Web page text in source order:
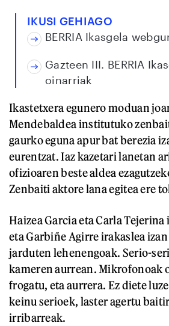
IKUSI GEHIAGO
BERRIA Ikasgela
Gazteen III. BERRIA
oinarriak
Ikastetxera egunero moduan
Mendebaldea institutuko
gaurko eguna apur bat berezia
eurentzat. Iaz kazetari lanetan
ofizioaren beste aldea
Zenbaiti aktore lana egitea ere
Haizea Garcia eta Carla Tejerina
eta Garbiñe Agirre irakaslea
jarduten lehenengoak. Serio-
kameren aurrean. Mikrofonoak
frogatu, eta aurrera. Ez diete
keinu serioek, laster agertu
irribarreak.